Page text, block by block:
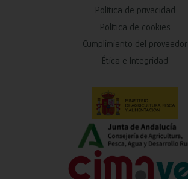
Política de privacidad
Política de cookies
Cumplimiento del proveedor
Ética e Integridad